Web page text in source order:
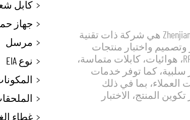
Zhenjiang Voton Machinery Co., Ltd هي شركة ذات تقنية
واختبار منتجات
متكيفات RF، موصلات RF، هوائيات، كابلات متماسة،
كما توفر خدمات
العملاء، بما في ذلك
المنتج، الاختبار
كابل
جهاز
مرسل
نوع EIA
غطاء